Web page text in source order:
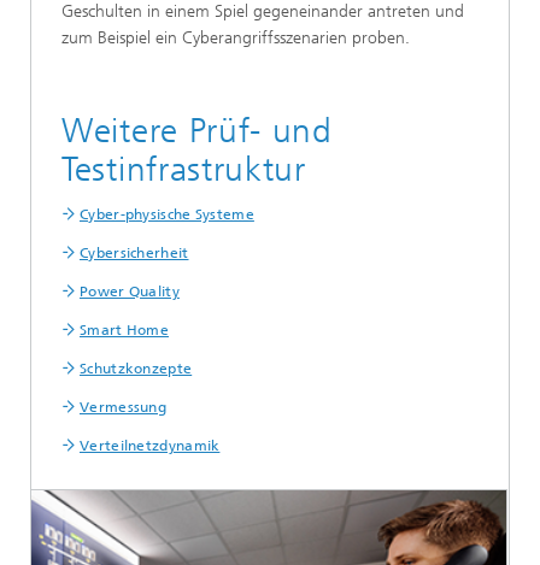
Geschulten in einem Spiel gegeneinander antreten und
zum Beispiel ein Cyberangriffsszenarien proben.
Weitere Prüf- und
Testinfrastruktur
Cyber-physische Systeme
Cybersicherheit
Power Quality
Smart Home
Schutzkonzepte
Vermessung
Verteilnetzdynamik